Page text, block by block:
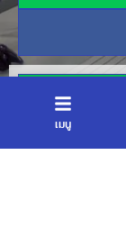
เมนู
โทรฟรี LINE